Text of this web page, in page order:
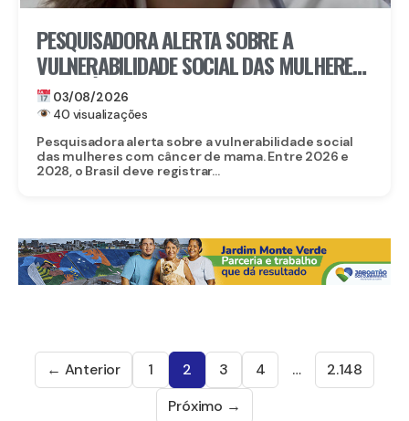
PESQUISADORA ALERTA SOBRE A
VULNERABILIDADE SOCIAL DAS MULHERES
COM CÂNCER DE MAMA
03/08/2026
40 visualizações
Pesquisadora alerta sobre a vulnerabilidade social
das mulheres com câncer de mama. Entre 2026 e
2028, o Brasil deve registrar...
← Anterior 1 2 3 4 …
2.148
Próximo →